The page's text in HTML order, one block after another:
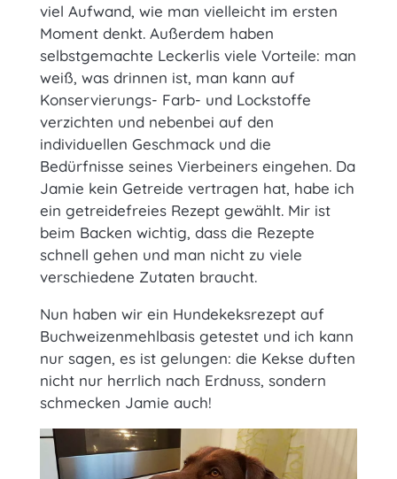
viel Aufwand, wie man vielleicht im ersten
Moment denkt. Außerdem haben
selbstgemachte Leckerlis viele Vorteile: man
weiß, was drinnen ist, man kann auf
Konservierungs- Farb- und Lockstoffe
verzichten und nebenbei auf den
individuellen Geschmack und die
Bedürfnisse seines Vierbeiners eingehen. Da
Jamie kein Getreide vertragen hat, habe ich
ein getreidefreies Rezept gewählt. Mir ist
beim Backen wichtig, dass die Rezepte
schnell gehen und man nicht zu viele
verschiedene Zutaten braucht.
Nun haben wir ein Hundekeksrezept auf
Buchweizenmehlbasis getestet und ich kann
nur sagen, es ist gelungen: die Kekse duften
nicht nur herrlich nach Erdnuss, sondern
schmecken Jamie auch!